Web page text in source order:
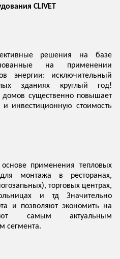
CLIVET
решения на базе
на применении
энергии: исключительный
зданиях круглый год!
существенно повышает
и инвестиционную стоимость
применения тепловых
монтажа в ресторанах,
торговых центрах,
и тд Значительно
и позволяют экономить на
самым актуальным
сегмента.